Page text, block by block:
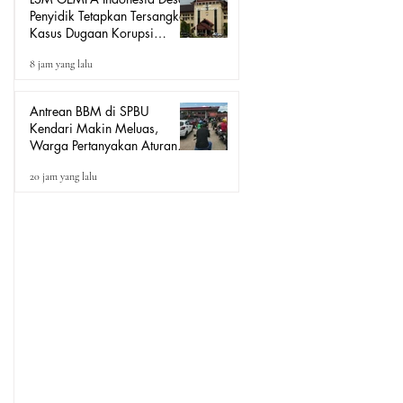
Penyidik Tetapkan Tersangka
Kasus Dugaan Korupsi
Milyar, Yang Seret Diduga
8 jam yang lalu
Antrean BBM di SPBU
Kendari Makin Meluas,
Warga Pertanyakan Aturan
“Tander”
20 jam yang lalu